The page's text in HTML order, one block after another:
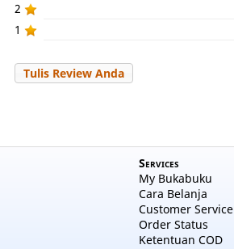
2
1
Tulis Review Anda
Services
My Bukabuku
Cara Belanja
Customer Service
Order Status
Ketentuan COD